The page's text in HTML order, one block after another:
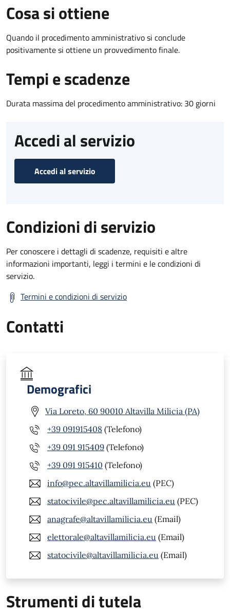
Cosa si ottiene
Quando il procedimento amministrativo si conclude
positivamente si ottiene un provvedimento finale.
Tempi e scadenze
Durata massima del procedimento amministrativo: 30 giorni
Accedi al servizio
Accedi al servizio
Condizioni di servizio
Per conoscere i dettagli di scadenze, requisiti e altre
informazioni importanti, leggi i termini e le condizioni di
servizio.
Termini e condizioni di servizio
Contatti
Demografici
Via Loreto, 60 90010 Altavilla Milicia (PA)
+39 091915408 (Telefono)
+39 091 915409 (Telefono)
+39 091 915410 (Telefono)
info@pec.altavillamilicia.eu (PEC)
statocivile@pec.altavillamilicia.eu (PEC)
anagrafe@altavillamilicia.eu (Email)
elettorale@altavillamilicia.eu (Email)
statocivile@altavillamilicia.eu (Email)
Strumenti di tutela